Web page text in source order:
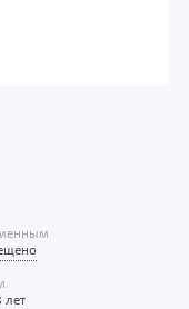
лет